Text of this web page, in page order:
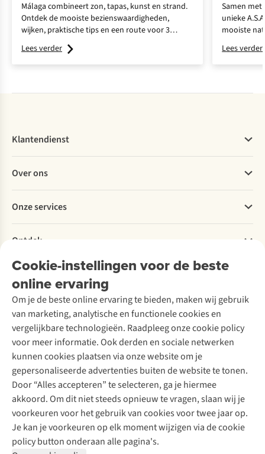
Málaga combineert zon, tapas, kunst en strand.
Ontdek de mooiste bezienswaardigheden,
wijken, praktische tips en een route voor 3
dagen.
Lees verder
Samen
unieke
mooiste
voor een
Lees verder
Cookie-instellingen voor de beste
online ervaring
Om je de beste online ervaring te bieden, maken wij gebruik
van marketing, analytische en functionele cookies en
vergelijkbare technologieën. Raadpleeg onze cookie policy
voor meer informatie. Ook derden en sociale netwerken
kunnen cookies plaatsen via onze website om je
gepersonaliseerde advertenties buiten de website te tonen.
Door “Alles accepteren” te selecteren, ga je hiermee
akkoord. Om dit niet steeds opnieuw te vragen, slaan wij je
voorkeuren voor het gebruik van cookies voor twee jaar op.
Je kan je voorkeuren op elk moment wijzigen via de cookie
policy button onderaan alle pagina's.
Klantendienst
Bestellen
Betalen
Levering
Retourneren
Bestelling herroepen
Garantie
Contact
Over ons
Explore More
Verantwoord ondernemen
Over Ayacucho
Onze winkels
Over A.S.Adventure
Toegankelijkheidsverklaring
Onze services
Ski-onderhoud
Wasservice
Schoenonderhoud
Schoenherstelling
Kledingherstelling
Retouches
Voor bedrijven
Ontdek
A.S.Magazine
Podcast
Explore Academy
Explore Camp
Gear Check
Inspiratie & advies
Meld je aan voor de nieuwsbrief
Follow us
Disclaimer Privacy Policy
Algemene voorwaarden
Cookie Policy